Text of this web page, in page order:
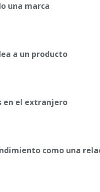
una marca
a un producto
en el extranjero
como una